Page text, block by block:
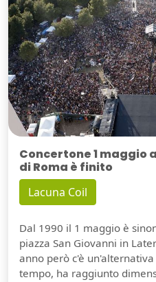
Concertone 1 maggio
di Roma è finito
Lacuna Coil
Dal 1990 il 1 maggio è
piazza San Giovanni in
anno però c'è
tempo, ha raggiunto